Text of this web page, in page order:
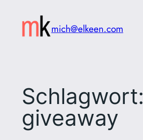
Inhalt
springen
mich@elkeen.com
Schlagwort:
giveaway